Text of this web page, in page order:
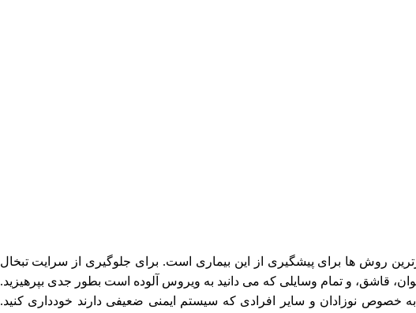
روش ها برای پیشگیری از این بیماری است. برای جلوگیری از سرایت تبخال
قاشق، و تمام وسایلی که می دانید به ویروس آلوده است بطور جدی بپرهیزید.
خصوص نوزادان و سایر افرادی که سیستم ایمنی ضعیفی دارند خودداری کنید.